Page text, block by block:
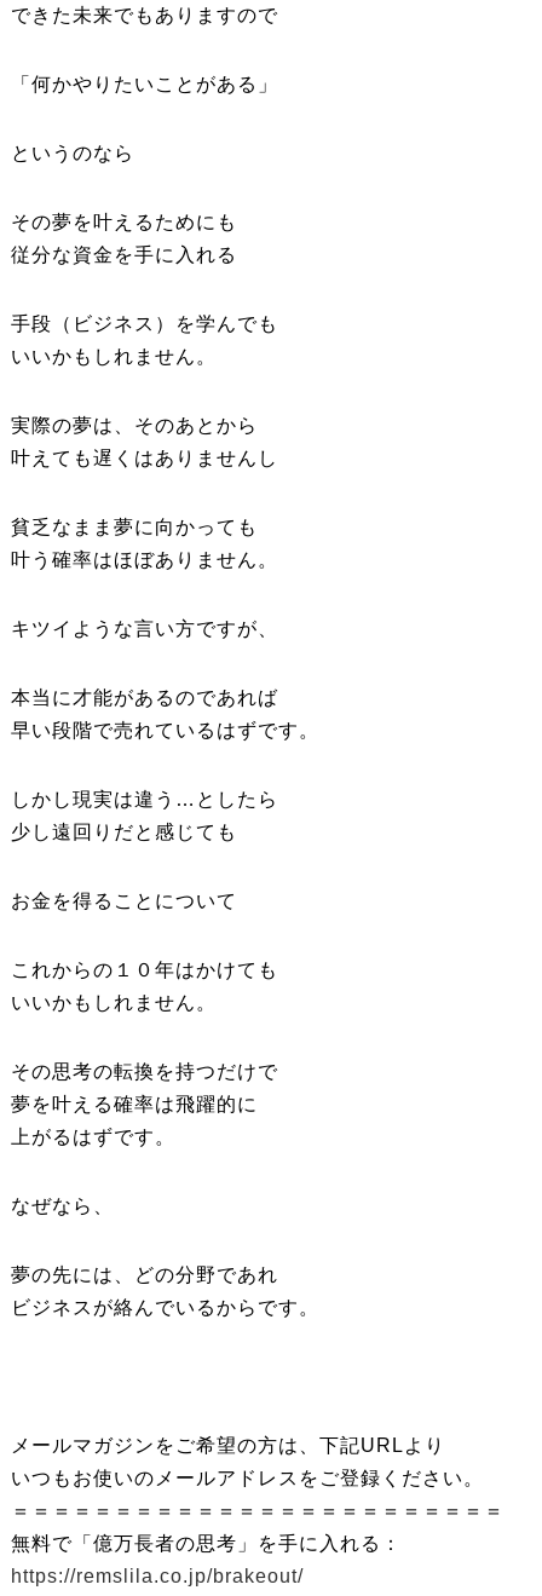
できた未来でもありますので
「何かやりたいことがある」
というのなら
その夢を叶えるためにも
従分な資金を手に入れる
手段（ビジネス）を学んでも
いいかもしれません。
実際の夢は、そのあとから
叶えても遅くはありませんし
貧乏なまま夢に向かっても
叶う確率はほぼありません。
キツイような言い方ですが、
本当に才能があるのであれば
早い段階で売れているはずです。
しかし現実は違う…としたら
少し遠回りだと感じても
お金を得ることについて
これからの１０年はかけても
いいかもしれません。
その思考の転換を持つだけで
夢を叶える確率は飛躍的に
上がるはずです。
なぜなら、
夢の先には、どの分野であれ
ビジネスが絡んでいるからです。
メールマガジンをご希望の方は、下記URLより
いつもお使いのメールアドレスをご登録ください。
＝＝＝＝＝＝＝＝＝＝＝＝＝＝＝＝＝＝＝＝＝＝＝＝
無料で「億万長者の思考」を手に入れる：
https://remslila.co.jp/brakeout/